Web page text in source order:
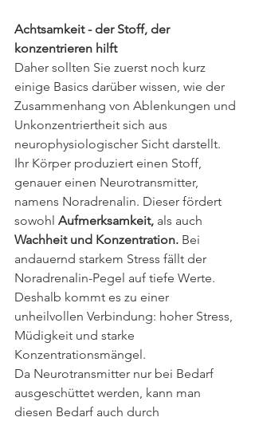
Achtsamkeit - der Stoff, der
konzentrieren hilft
Daher sollten Sie zuerst noch kurz
einige Basics darüber wissen, wie der
Zusammenhang von Ablenkungen und
Unkonzentriertheit sich aus
neurophysiologischer Sicht darstellt.
Ihr Körper produziert einen Stoff,
genauer einen Neurotransmitter,
namens Noradrenalin. Dieser fördert
sowohl Aufmerksamkeit, als auch
Wachheit und Konzentration. Bei
andauernd starkem Stress fällt der
Noradrenalin-Pegel auf tiefe Werte.
Deshalb kommt es zu einer
unheilvollen Verbindung: hoher Stress,
Müdigkeit und starke
Konzentrationsmängel.
Da Neurotransmitter nur bei Bedarf
ausgeschüttet werden, kann man
diesen Bedarf auch durch